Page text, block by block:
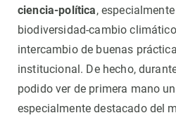
ciencia-política,
biodiversidad-cambio
intercambio de buenas
institucional. De hecho,
podido ver de primera mano
especialmente destacado del